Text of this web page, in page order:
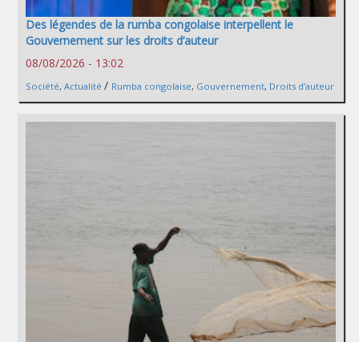
Des légendes de la rumba congolaise interpellent le
Gouvernement sur les droits d’auteur
08/08/2026 - 13:02
Société, Actualité / Rumba congolaise, Gouvernement, Droits d’auteur